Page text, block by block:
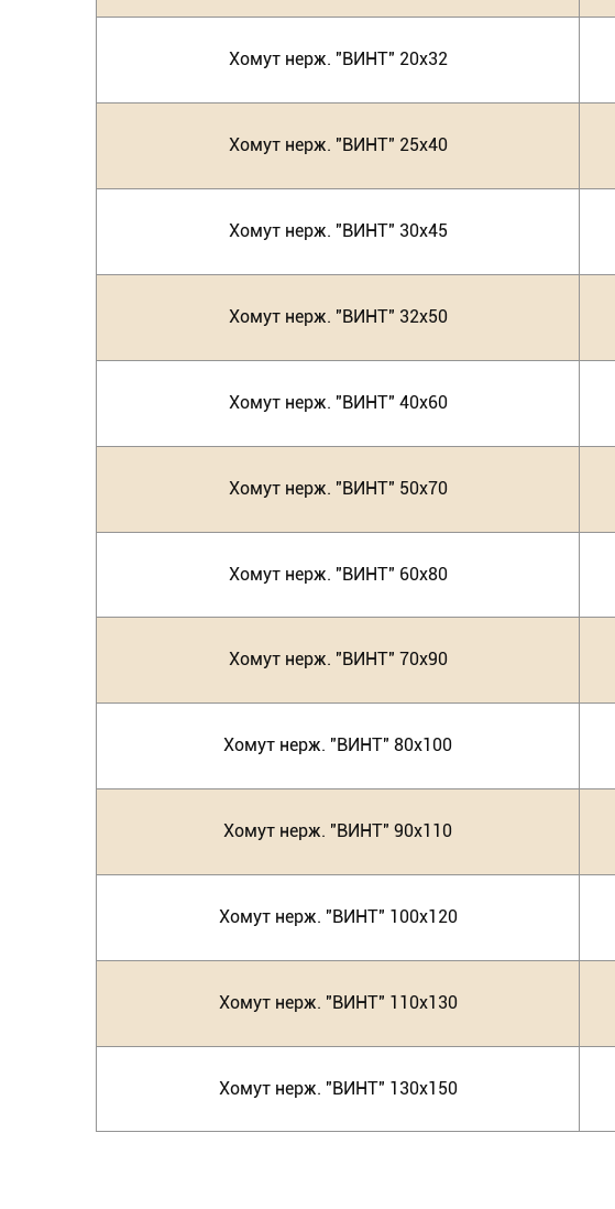
Хомут нерж. "ВИНТ" 20х32
Хомут нерж. "ВИНТ" 25х40
Хомут нерж. "ВИНТ" 30х45
Хомут нерж. "ВИНТ" 32х50
Хомут нерж. "ВИНТ" 40х60
Хомут нерж. "ВИНТ" 50х70
Хомут нерж. "ВИНТ" 60х80
Хомут нерж. "ВИНТ" 70х90
Хомут нерж. "ВИНТ" 80х100
Хомут нерж. "ВИНТ" 90х110
Хомут нерж. "ВИНТ" 100х120
Хомут нерж. "ВИНТ" 110х130
Хомут нерж. "ВИНТ" 130х150